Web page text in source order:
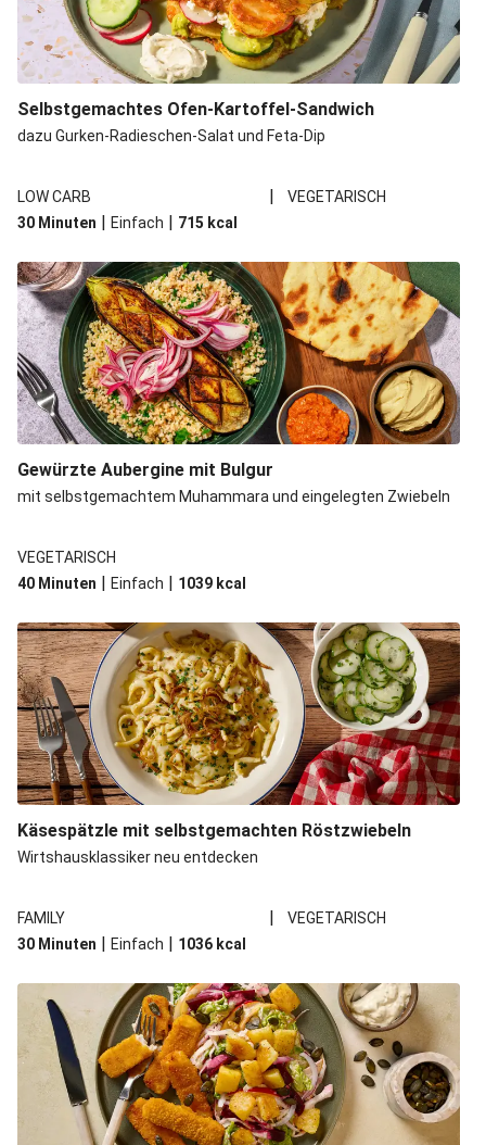
Selbstgemachtes Ofen-Kartoffel-Sandwich
dazu Gurken-Radieschen-Salat und Feta-Dip
LOW CARB |
VEGETARISCH
30 Minuten | Einfach | 715 kcal
Gewürzte Aubergine mit Bulgur
mit selbstgemachtem Muhammara und eingelegten Zwiebeln
VEGETARISCH
40 Minuten | Einfach | 1039 kcal
Käsespätzle mit selbstgemachten Röstzwiebeln
Wirtshausklassiker neu entdecken
FAMILY |
VEGETARISCH
30 Minuten | Einfach | 1036 kcal